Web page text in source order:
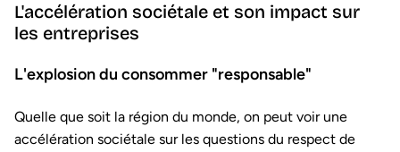
L'accélération sociétale et son impact sur
les entreprises
L'explosion du consommer "responsable"
Quelle que soit la région du monde, on peut voir une
accélération sociétale sur les questions du respect de